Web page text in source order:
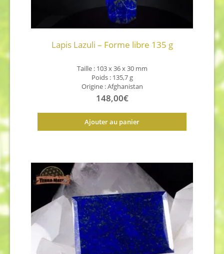
Lapis Lazuli – Forme libre 135 g
Taille : 103 x 36 x 30 mm
Poids : 135,7 g
Origine : Afghanistan
148,00€
Ajouter au panier